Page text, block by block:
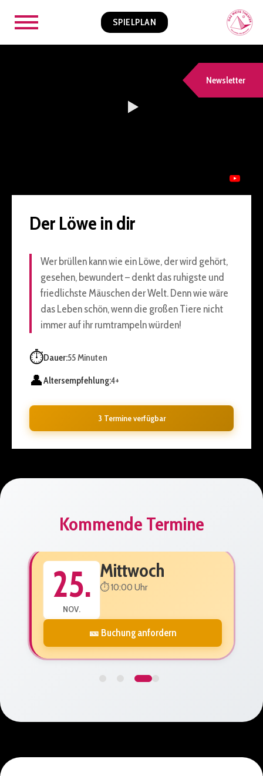
SPIELPLAN
Newsletter
Der Löwe in dir
Wer brüllen kann wie ein Löwe, der wird gehört,
gesehen, bewundert – denkt das ruhigste und
friedlichste Mäuschen der Welt. Denn wie wäre
das Leben schön, wenn die großen Tiere nicht
immer auf ihr rumtrampeln würden!
⏱️Dauer:55 Minuten
👤Altersempfehlung:4+
3 Termine verfügbar
Kommende Termine
25.
NOV.
Mittwoch
⏱️ 10:00 Uhr
🎫 Buchung anfordern